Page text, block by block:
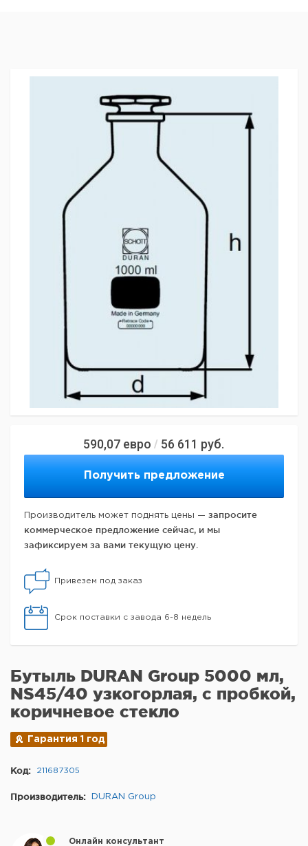
590,07 евро / 56 611 руб.
Получить предложение
Производитель может поднять цены — запросите
коммерческое предложение сейчас, и мы
зафиксируем за вами текущую цену.
Привезем под заказ
Срок поставки с завода 6-8 недель
Бутыль DURAN Group 5000 мл,
NS45/40 узкогорлая, с пробкой,
коричневое стекло
Гарантия 1 год
Код: 211687305
Производитель: DURAN Group
Онлайн консультант